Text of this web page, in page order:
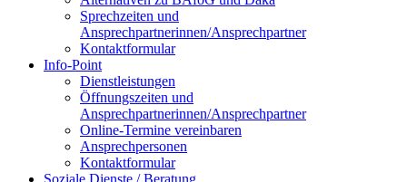
Sprechzeiten und
Ansprechpartnerinnen/Ansprechpartner
Kontaktformular
Info-Point
Dienstleistungen
Öffnungszeiten und
Ansprechpartnerinnen/Ansprechpartner
Online-Termine vereinbaren
Ansprechpersonen
Kontaktformular
Soziale Dienste / Beratung